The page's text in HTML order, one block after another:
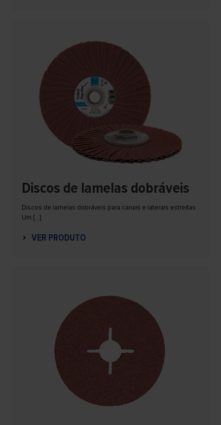
Discos de lamelas dobráveis
Discos de lamelas dobráveis para canais e laterais estreitas
Um […]
VER PRODUTO